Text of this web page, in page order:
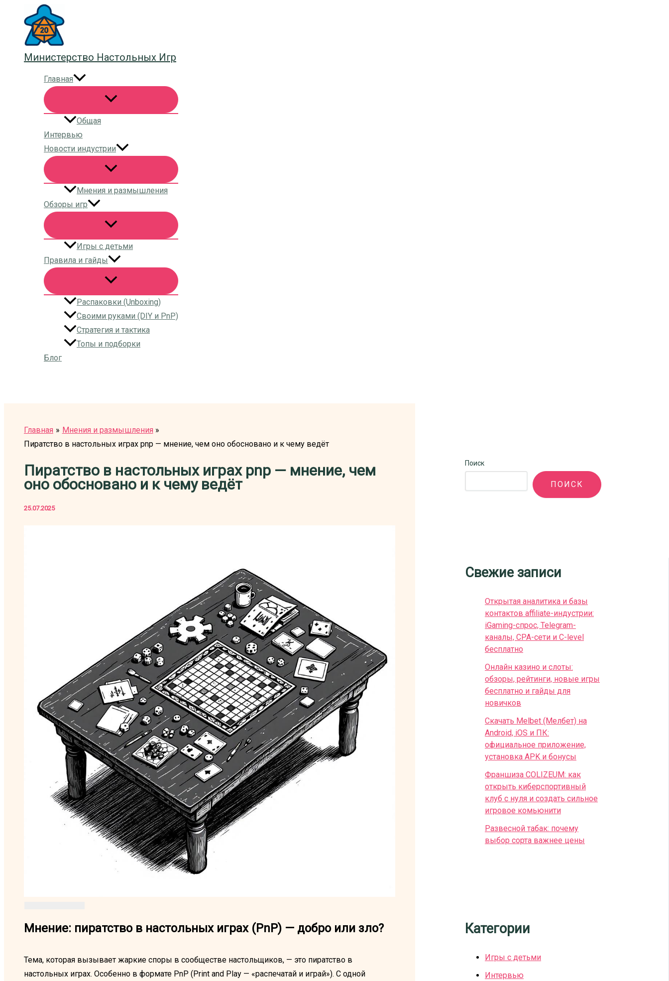
содержимому
Министерство Настольных Игр
Главная
Общая
Интервью
Новости индустрии
Мнения и размышления
Обзоры игр
Игры с детьми
Правила и гайды
Распаковки (Unboxing)
Своими руками (DIY и PnP)
Стратегия и тактика
Топы и подборки
Блог
Главная
Мнения и размышления
Пиратство в настольных играх pnp — мнение, чем оно обосновано и к чему ведёт
Пиратство в настольных играх pnp — мнение, чем
оно обосновано и к чему ведёт
25.07.2025
Мнение: пиратство в настольных играх (PnP) — добро или зло?
Тема, которая вызывает жаркие споры в сообществе настольщиков, — это пиратство в
настольных играх. Особенно в формате PnP (Print and Play — «распечатай и играй»). С одной
Поиск
ПОИСК
Свежие записи
Открытая аналитика и базы
контактов affiliate-индустрии:
iGaming-спрос, Telegram-
каналы, CPA-сети и C-level
бесплатно
Онлайн казино и слоты:
обзоры, рейтинги, новые игры
бесплатно и гайды для
новичков
Скачать Melbet (Мелбет) на
Android, iOS и ПК:
официальное приложение,
установка APK и бонусы
Франшиза COLIZEUM: как
открыть киберспортивный
клуб с нуля и создать сильное
игровое комьюнити
Развесной табак: почему
выбор сорта важнее цены
Категории
Игры с детьми
Интервью